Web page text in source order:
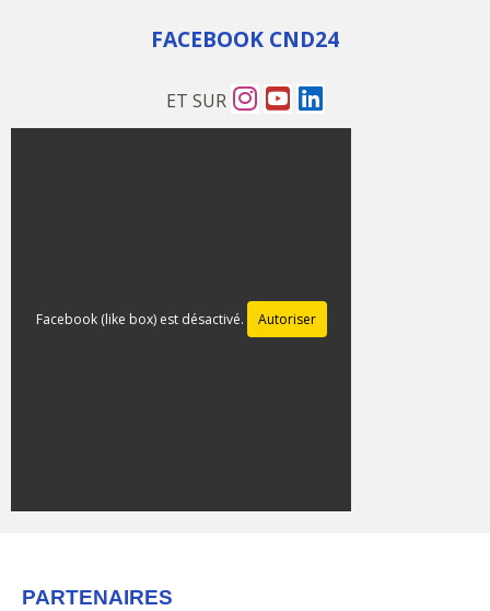
FACEBOOK CND24
ET SUR
Facebook (like box) est désactivé. Autoriser
PARTENAIRES